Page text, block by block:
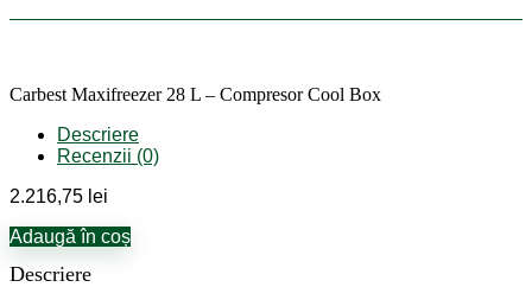
Carbest Maxifreezer 28 L – Compresor Cool Box
Descriere
Recenzii (0)
2.216,75 lei
Adaugă în coș
Descriere